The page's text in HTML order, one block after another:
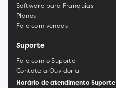
Software para Franquias
Planos
Fale com vendas
Suporte
Fale com o Suporte
Contate a Ouvidoria
Horário de atendimento Suporte